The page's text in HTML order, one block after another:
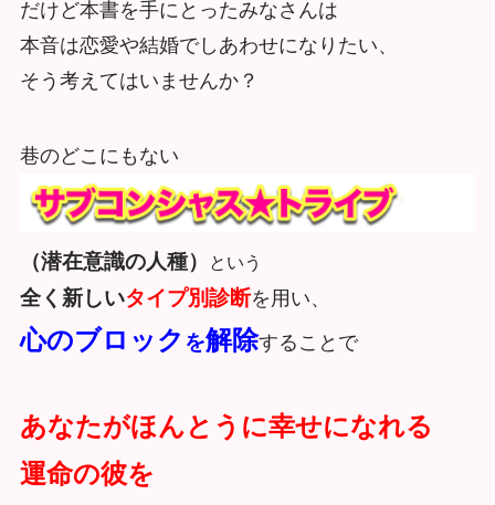
だけど本書を⼿にとったみなさんは
本⾳は恋愛や結婚でしあわせになりたい、
そう考えてはいませんか？
巷のどこにもない
（潜在意識の人種） という
全く新しいタイプ別診断を用い、
心のブロック を解除することで
あなたがほんとうに幸せになれる
運命の彼を